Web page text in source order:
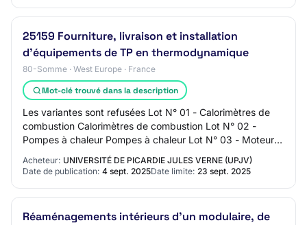
25159 Fourniture, livraison et installation
d'équipements de TP en thermodynamique
80-Somme · West Europe · France
Mot-clé trouvé dans la description
Les variantes sont refusées Lot N° 01 - Calorimètres de
combustion Calorimètres de combustion Lot N° 02 -
Pompes à chaleur Pompes à chaleur Lot N° 03 - Moteurs
Stirling Moteurs Stirling Conditions re…
Acheteur: UNIVERSITÉ DE PICARDIE JULES VERNE (UPJV)
Date de publication: 4 sept. 2025Date limite: 23 sept. 2025
Réaménagements intérieurs d'un modulaire, de